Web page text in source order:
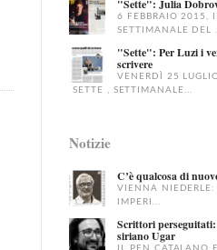
"Sette": Julia
6 FEBBRAIO 2015,
SETTIMANALE DEL
"Sette": Per Luzi i
scrivere
VENERDÌ 25
SETTE , SETTIMANALE...
Notizie
C’è qualcosa di
VIENNA NIEDERLE:
IMPERI...
Scrittori perseguitati:
siriano Ugar
IL PEN CATALANO